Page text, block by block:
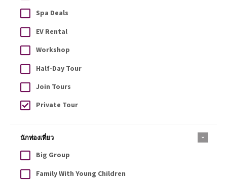
Spa Deals
EV Rental
Workshop
Half-Day Tour
Join Tours
Private Tour
นักท่องเที่ยว
Big Group
Family With Young Children